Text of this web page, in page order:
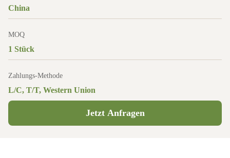
China
MOQ
1 Stück
Zahlungs-Methode
L/C, T/T, Western Union
Jetzt Anfragen